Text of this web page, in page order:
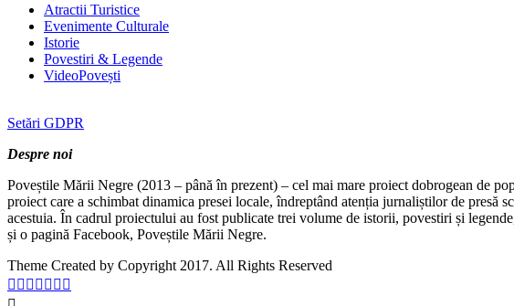
Atractii Turistice
Evenimente Culturale
Istorie
Povestiri & Legende
VideoPovești
Setări GDPR
Despre noi
Poveștile Mării Negre (2013 – până în prezent) – cel mai mare proiect dobrogean de
proiect care a schimbat dinamica presei locale, îndreptând atenția jurnaliștilor de
acestuia. În cadrul proiectului au fost publicate trei volume de istorii, povestiri și
și o pagină Facebook, Poveștile Mării Negre.
Theme Created by Copyright 2017. All Rights Reserved